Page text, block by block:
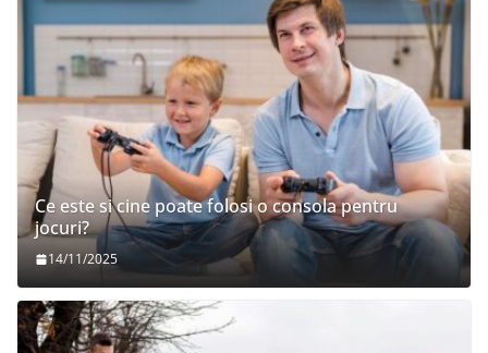
Ce este si cine poate folosi o consola pentru
jocuri?
14/11/2025